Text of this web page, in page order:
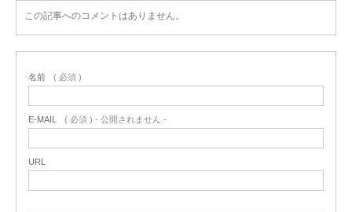
この記事へのコメントはありません。
名前 ( 必須 )
E-MAIL ( 必須 ) - 公開されません -
URL